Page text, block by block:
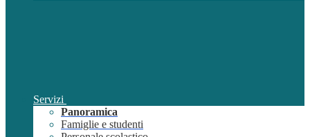
Servizi
Panoramica
Famiglie e studenti